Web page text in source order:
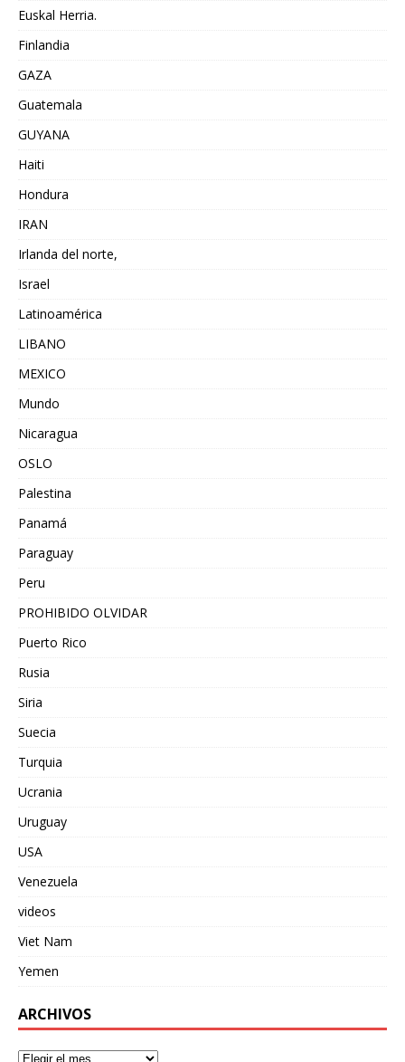
Euskal Herria.
Finlandia
GAZA
Guatemala
GUYANA
Haiti
Hondura
IRAN
Irlanda del norte,
Israel
Latinoamérica
LIBANO
MEXICO
Mundo
Nicaragua
OSLO
Palestina
Panamá
Paraguay
Peru
PROHIBIDO OLVIDAR
Puerto Rico
Rusia
Siria
Suecia
Turquia
Ucrania
Uruguay
USA
Venezuela
videos
Viet Nam
Yemen
ARCHIVOS